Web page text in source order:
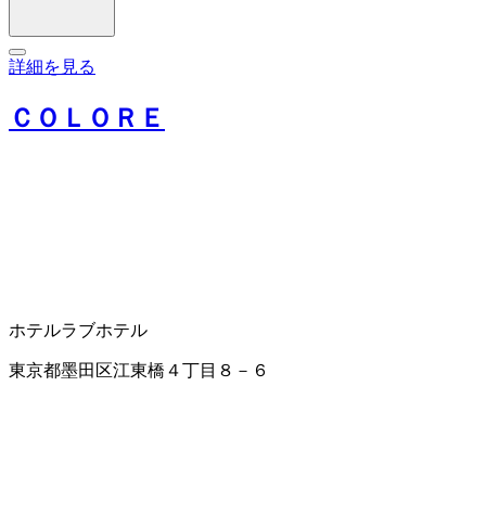
詳細を見る
ＣＯＬＯＲＥ
ホテルラブホテル
東京都墨田区江東橋４丁目８－６